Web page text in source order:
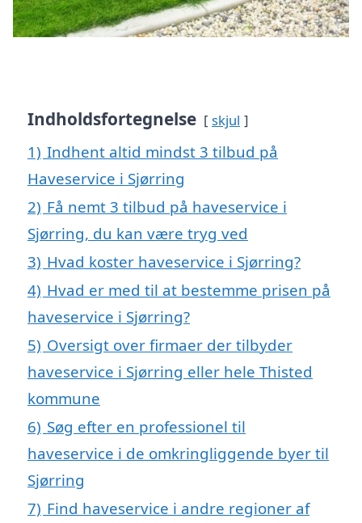
Indholdsfortegnelse skjul
1) Indhent altid mindst 3 tilbud på
Haveservice i Sjørring
2) Få nemt 3 tilbud på haveservice i
Sjørring, du kan være tryg ved
3) Hvad koster haveservice i Sjørring?
4) Hvad er med til at bestemme prisen på
haveservice i Sjørring?
5) Oversigt over firmaer der tilbyder
haveservice i Sjørring eller hele Thisted
kommune
6) Søg efter en professionel til
haveservice i de omkringliggende byer til
Sjørring
7) Find haveservice i andre regioner af